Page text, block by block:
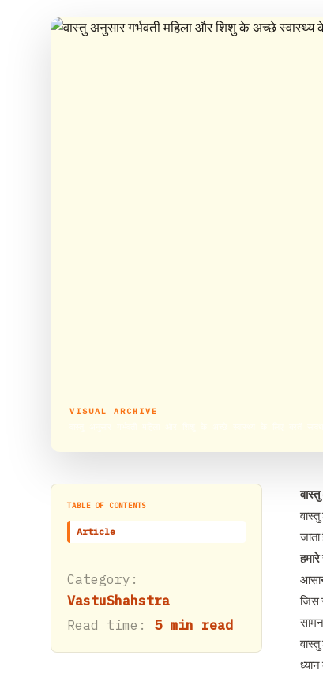
VISUAL ARCHIVE
TABLE OF CONTENTS
Article
Category:
VastuShahstra
Read time: 5 min read
जिस